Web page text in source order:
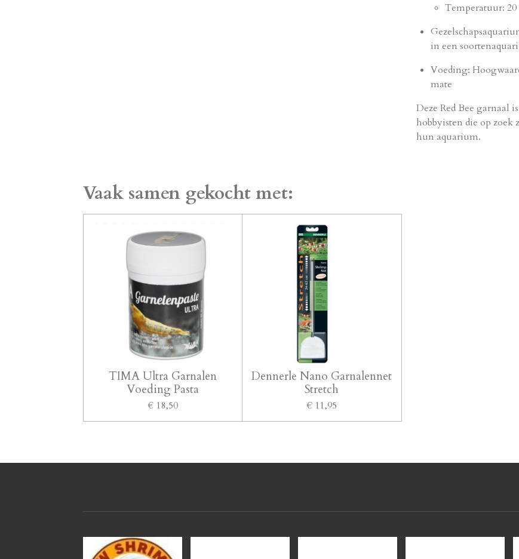
Temperatuur: 20
in een
Voeding:
mate
Deze Red Bee garnaal
hobbyisten die op
hun aquarium.
Vaak samen gekocht met:
TIMA Ultra Garnalen
Voeding Pasta
€ 18,50
Dennerle Nano Garnalennet
Stretch
€ 11,95